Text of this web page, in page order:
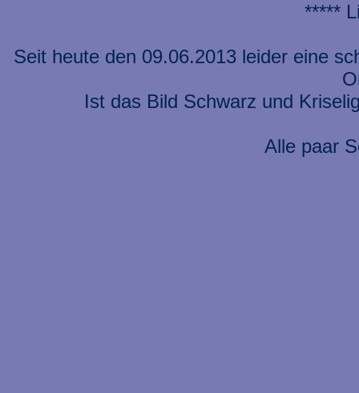
*****
Seit heute den 09.06.2013 leider eine
Ist das Bild Schwarz und
Alle paar